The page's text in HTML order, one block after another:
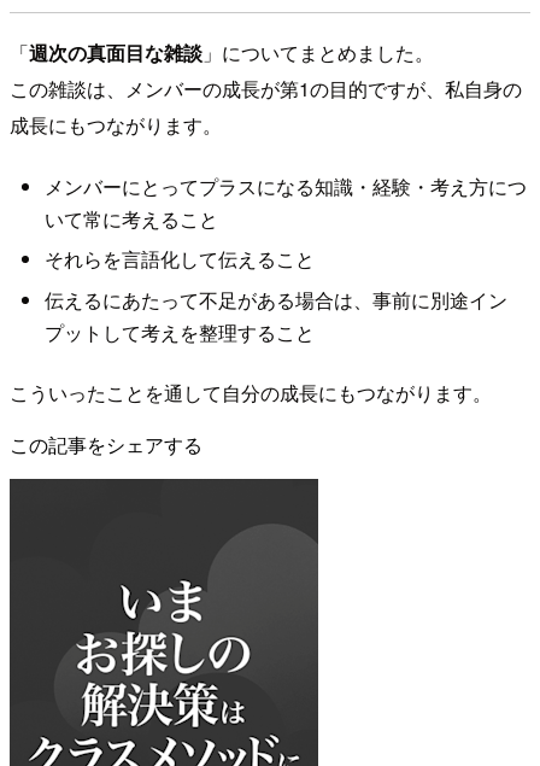
「週次の真面目な雑談 」についてまとめました。
この雑談は、メンバーの成長が第1の目的ですが、私自身の
成長にもつながります。
メンバーにとってプラスになる知識・経験・考え方につ
いて常に考えること
それらを言語化して伝えること
伝えるにあたって不足がある場合は、事前に別途イン
プットして考えを整理すること
こういったことを通して自分の成長にもつながります。
この記事をシェアする